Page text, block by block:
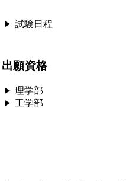
試験日程
出願資格
理学部
工学部